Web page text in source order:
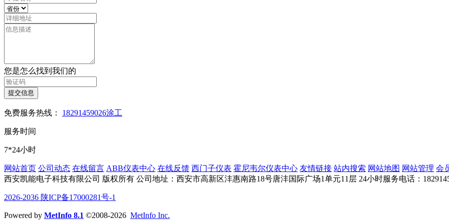
您是怎么找到我们的
提交信息
免费服务热线： 18291459026涂工
服务时间
7*24小时
网站首页 公司动态 在线留言 ABB仪表中心 在线反馈 西门子仪表 霍尼韦尔仪表中心 友情链接 站内搜索 网站地图 网站管理 会
西安凯能电子科技有限公司 版权所有 公司地址：西安市高新区沣惠南路18号唐沣国际广场1单元11层 24小时服务电话：
2026-2036 陕ICP备17000281号-1
Powered by MetInfo 8.1 ©2008-2026 MetInfo Inc.